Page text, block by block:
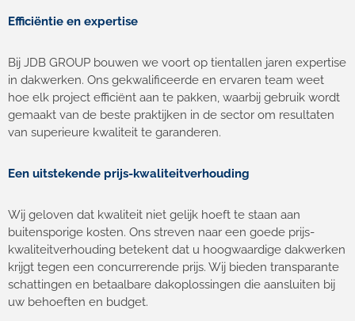
Efficiëntie en expertise
Bij JDB GROUP bouwen we voort op tientallen jaren expertise
in dakwerken. Ons gekwalificeerde en ervaren team weet
hoe elk project efficiënt aan te pakken, waarbij gebruik wordt
gemaakt van de beste praktijken in de sector om resultaten
van superieure kwaliteit te garanderen.
Een uitstekende prijs-kwaliteitverhouding
Wij geloven dat kwaliteit niet gelijk hoeft te staan aan
buitensporige kosten. Ons streven naar een goede prijs-
kwaliteitverhouding betekent dat u hoogwaardige dakwerken
krijgt tegen een concurrerende prijs. Wij bieden transparante
schattingen en betaalbare dakoplossingen die aansluiten bij
uw behoeften en budget.